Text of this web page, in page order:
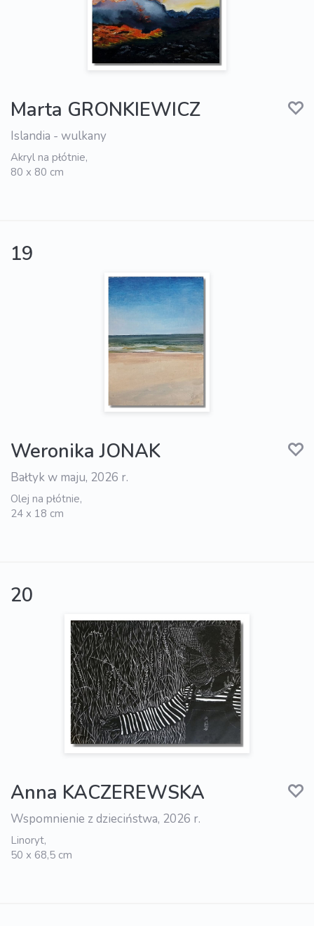
Marta GRONKIEWICZ
Islandia - wulkany
Akryl na płótnie,
80 x 80 cm
19
Weronika JONAK
Bałtyk w maju, 2026 r.
Olej na płótnie,
24 x 18 cm
20
Anna KACZEREWSKA
Wspomnienie z dzieciństwa, 2026 r.
Linoryt,
50 x 68,5 cm